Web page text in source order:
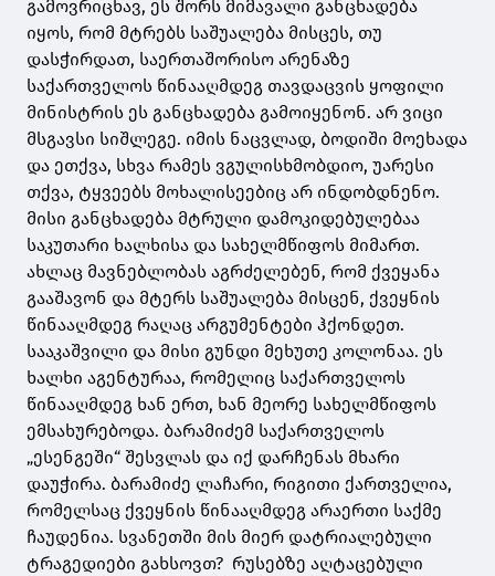
გამოვრიცხავ, ეს შორს მიმავალი განცხადება
იყოს, რომ მტრებს საშუალება მისცეს, თუ
დასჭირდათ, საერთაშორისო არენაზე
საქართველოს წინააღმდეგ თავდაცვის ყოფილი
მინისტრის ეს განცხადება გამოიყენონ. არ ვიცი
მსგავსი სიშლეგე. იმის ნაცვლად, ბოდიში მოეხადა
და ეთქვა, სხვა რამეს ვგულისხმობდიო, უარესი
თქვა, ტყვეებს მოხალისეებიც არ ინდობდნენო.
მისი განცხადება მტრული დამოკიდებულებაა
საკუთარი ხალხისა და სახელმწიფოს მიმართ.
ახლაც მავნებლობას აგრძელებენ, რომ ქვეყანა
გააშავონ და მტერს საშუალება მისცენ, ქვეყნის
წინააღმდეგ რაღაც არგუმენტები ჰქონდეთ.
სააკაშვილი და მისი გუნდი მეხუთე კოლონაა. ეს
ხალხი აგენტურაა, რომელიც საქართველოს
წინააღმდეგ ხან ერთ, ხან მეორე სახელმწიფოს
ემსახურებოდა. ბარამიძემ საქართველოს
„ესენგეში“ შესვლას და იქ დარჩენას მხარი
დაუჭირა. ბარამიძე ლაჩარი, რიგითი ქართველია,
რომელსაც ქვეყნის წინააღმდეგ არაერთი საქმე
ჩაუდენია. სვანეთში მის მიერ დატრიალებული
ტრაგედიები გახსოვთ? რუსებზე აღტაცებული